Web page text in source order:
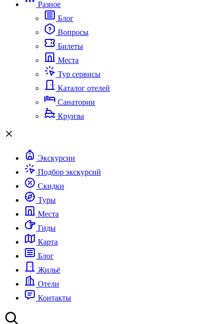
Разное
Блог
Вопросы
Билеты
Места
Тур сервисы
Каталог отелей
Санатории
Круизы
Экскурсии
Подбор экскурсий
Скидки
Туры
Места
Гиды
Карта
Блог
Жильё
Отели
Контакты